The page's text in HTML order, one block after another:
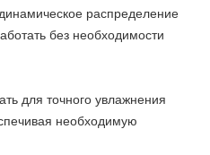
распределение
без необходимости
для точного увлажнения
необходимую